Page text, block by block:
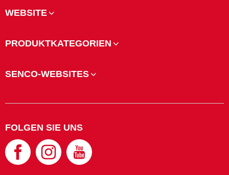
WEBSITE
PRODUKTKATEGORIEN
SENCO-WEBSITES
FOLGEN SIE UNS